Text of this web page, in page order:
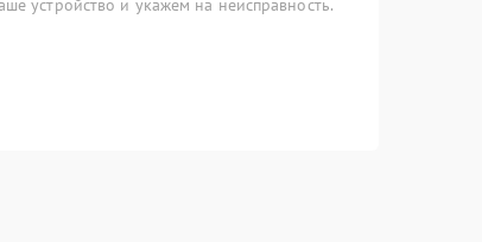
устройство и укажем на неисправность.